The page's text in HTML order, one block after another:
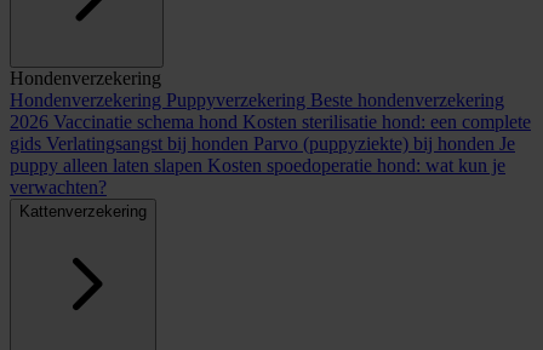
Hondenverzekering
Hondenverzekering Puppyverzekering Beste hondenverzekering
2026 Vaccinatie schema hond Kosten sterilisatie hond: een complete
gids Verlatingsangst bij honden Parvo (puppyziekte) bij honden Je
puppy alleen laten slapen Kosten spoedoperatie hond: wat kun je
verwachten?
Kattenverzekering